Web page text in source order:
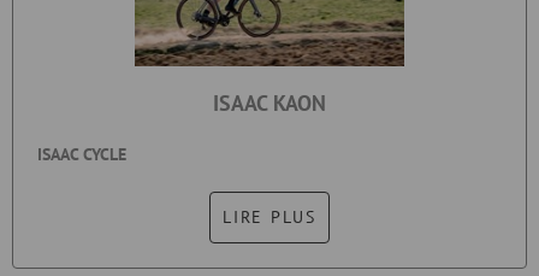
ISAAC KAON
ISAAC CYCLE
LIRE PLUS